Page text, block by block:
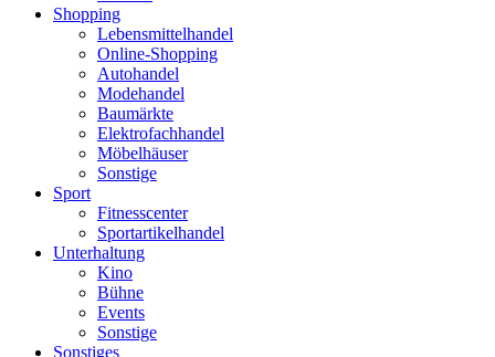
Shopping
Lebensmittelhandel
Online-Shopping
Autohandel
Modehandel
Baumärkte
Elektrofachhandel
Möbelhäuser
Sonstige
Sport
Fitnesscenter
Sportartikelhandel
Unterhaltung
Kino
Bühne
Events
Sonstige
Sonstiges